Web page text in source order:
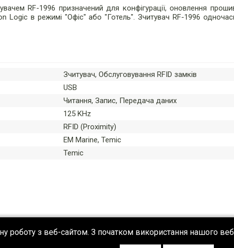
RF-1996 призначений для конфігурації, оновлення
Logic в режимі "Офіс" або "Готель". Зчитувач RF-1996
Зчитувач, Обслуговування RFID замків
USB
Читання, Запис, Передача даних
125 KHz
RFID (Proximity)
EM Marine, Temic
Temic
роботу з веб-сайтом. З початком використання нашого